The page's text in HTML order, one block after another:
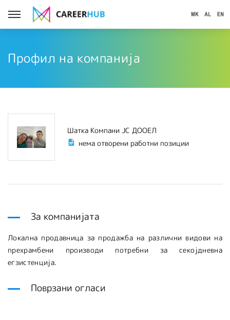
Профил на компанија
Шатка Компани ЈС ДООЕЛ
нема отворени работни позиции
За компанијата
Локална продавница за продажба на различни видови на
прехрамбени производи потребни за секојдневна
егзистенција.
Поврзани огласи